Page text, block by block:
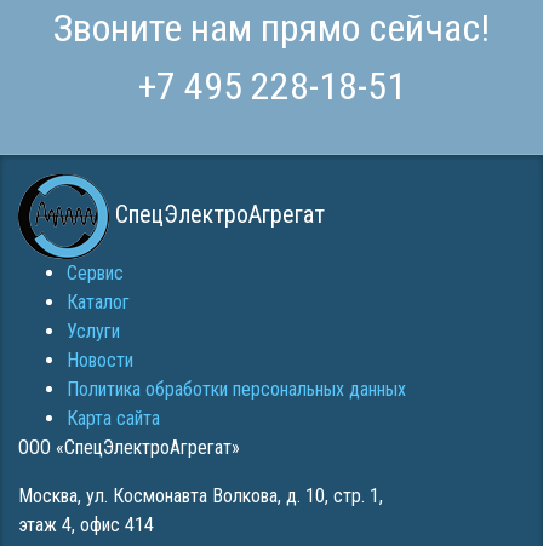
Звоните нам прямо сейчас!
+7 495 228-18-51
СпецЭлектроАгрегат
Сервис
Каталог
Услуги
Новости
Политика обработки персональных данных
Карта сайта
ООО «СпецЭлектроАгрегат»
Москва, ул. Космонавта Волкова, д. 10, стр. 1,
этаж 4, офис 414